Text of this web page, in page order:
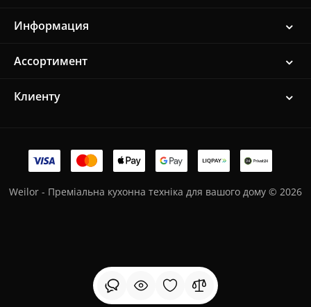
Информация
Ассортимент
Клиенту
Weilor - Преміальна кухонна техніка для вашого дому © 2026